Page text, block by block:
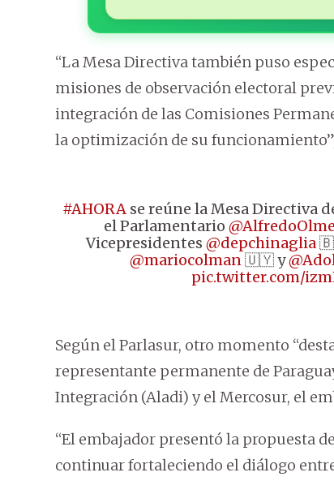
“La Mesa Directiva también puso
misiones de observación electoral
integración de las Comisiones
la optimización de su
#AHORA se reúne la Mesa Directiva
el Parlamentario
Vicepresidentes @depchinaglia
@mariocolman🇺🇾 y
pic.twitter.com/
Según el Parlasur, otro momento
representante permanente de
Integración (Aladi) y el Mercosur, el
“El embajador presentó la propuesta
continuar fortaleciendo el diálogo